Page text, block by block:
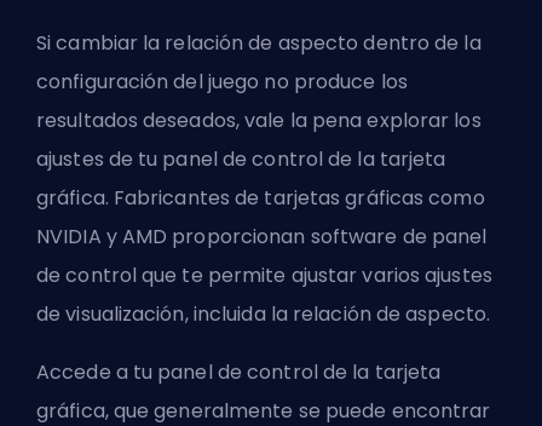
Si cambiar la relación de aspecto dentro de la
configuración del juego no produce los
resultados deseados, vale la pena explorar los
ajustes de tu panel de control de la tarjeta
gráfica. Fabricantes de tarjetas gráficas como
NVIDIA y AMD proporcionan software de panel
de control que te permite ajustar varios ajustes
de visualización, incluida la relación de aspecto.
Accede a tu panel de control de la tarjeta
gráfica, que generalmente se puede encontrar